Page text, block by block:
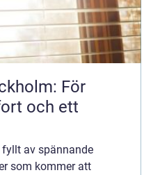
För
och ett
av spännande
som kommer att